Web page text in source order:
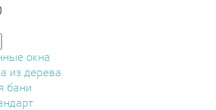
окна
из дерева
бани